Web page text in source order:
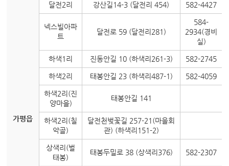
가평읍
달전2리 강산길14-3 (달전리 454) 582-4427
넥스빌아파
트
달전로 59 (달전리281)
584-
2934(경비
실)
하색1리 진동안길 10 (하색리261-3) 582-2745
하색2리 태봉안길 23 (하색리487-1) 582-4059
하색2리(진
양마을)
태봉안길 141
하색2리(칠
악골)
달전천벚꽃길 257-21(마을회
관) (하색리151-2)
상색리(벌
태봉)
태봉두밀로 38 (상색리376) 582-2307